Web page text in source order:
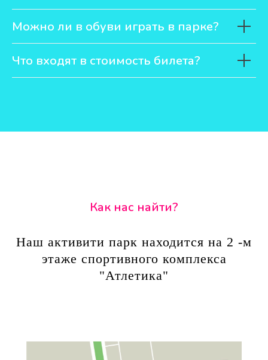
Можно ли в обуви играть в парке?
Что входят в стоимость билета?
Как нас найти?
Наш активити парк находится на 2 -м
этаже спортивного комплекса
"Атлетика"